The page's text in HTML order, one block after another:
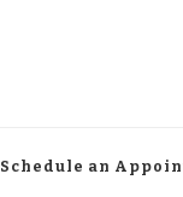
Schedule an